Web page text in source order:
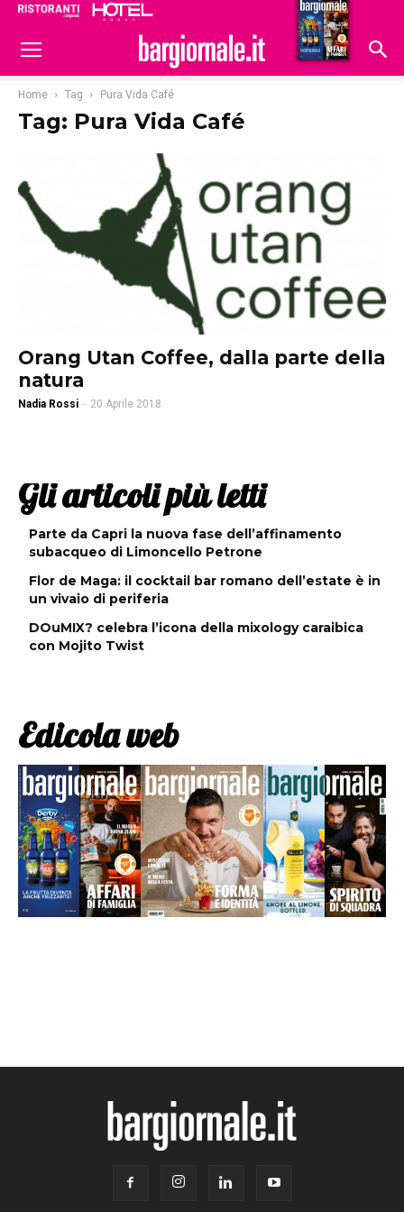
Hoteldomani
Home Tag Pura Vida Café
Tag: Pura Vida Café
Orang Utan Coffee, dalla parte della
natura
Nadia Rossi - 20 Aprile 2018
Gli articoli più letti
Parte da Capri la nuova fase dell’affinamento
subacqueo di Limoncello Petrone
Flor de Maga: il cocktail bar romano dell’estate è in
un vivaio di periferia
DOuMIX? celebra l’icona della mixology caraibica
con Mojito Twist
Edicola web